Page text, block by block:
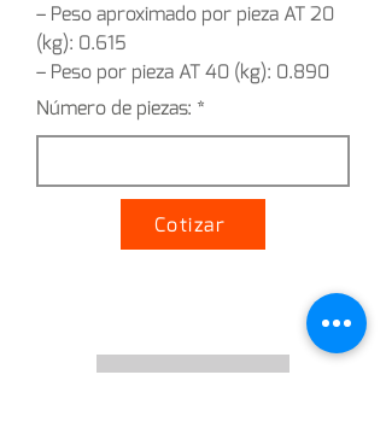
– Peso aproximado por pieza AT 20
(kg): 0.615
– Peso por pieza AT 40 (kg): 0.890
Número de piezas:
Cotizar
Ver cotización